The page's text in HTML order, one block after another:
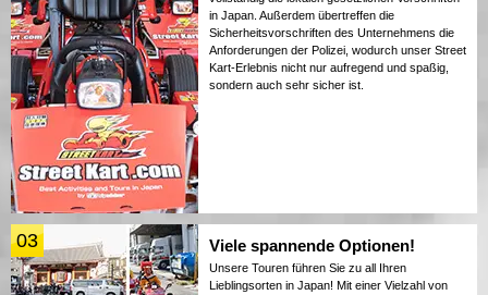
in Japan. Außerdem übertreffen die
Sicherheitsvorschriften des Unternehmens die
Anforderungen der Polizei, wodurch unser Street
Kart-Erlebnis nicht nur aufregend und spaßig,
sondern auch sehr sicher ist.
03 Viele spannende Optionen!
Unsere Touren führen Sie zu all Ihren
Lieblingsorten in Japan! Mit einer Vielzahl von